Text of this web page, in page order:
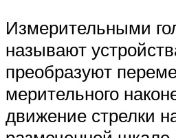
Измерительными
называют
преобразуют
мерительного
движение стрелки